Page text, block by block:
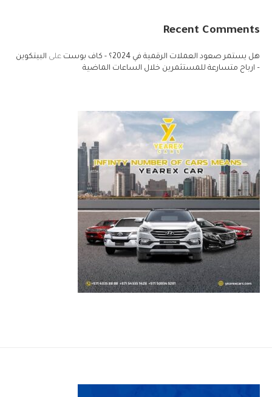
Recent Comments
هل يستمر صعود العملات الرقمية في 2024؟ - كاف بوست على البيتكوين
– ارباح متسارعة للمستثمرين خلال الساعات الماضية